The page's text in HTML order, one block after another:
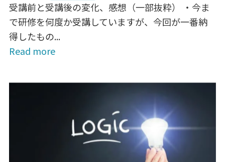
受講前と受講後の変化、感想（一部抜粋） ・今ま
で研修を何度か受講していますが、今回が一番納
得したもの...
Read more